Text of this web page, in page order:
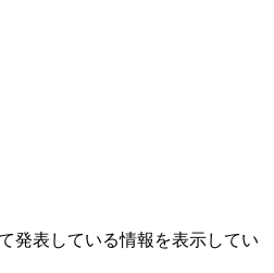
発表している情報を表示してい